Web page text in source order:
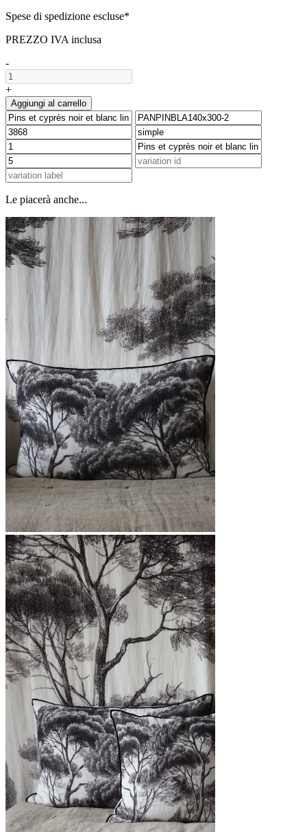
Spese di spedizione escluse*
PREZZO IVA inclusa
-
+
Aggiungi al carrello
Le piacerà anche...